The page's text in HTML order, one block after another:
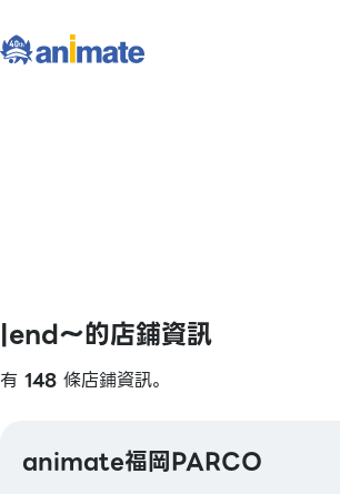
|end〜的店鋪資訊
有 148 條店鋪資訊。
animate福岡PARCO